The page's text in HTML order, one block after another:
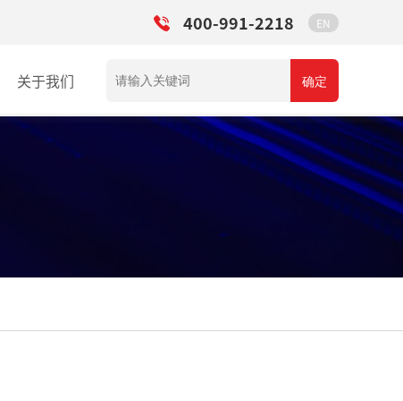
400-991-2218 EN
关于我们 确定